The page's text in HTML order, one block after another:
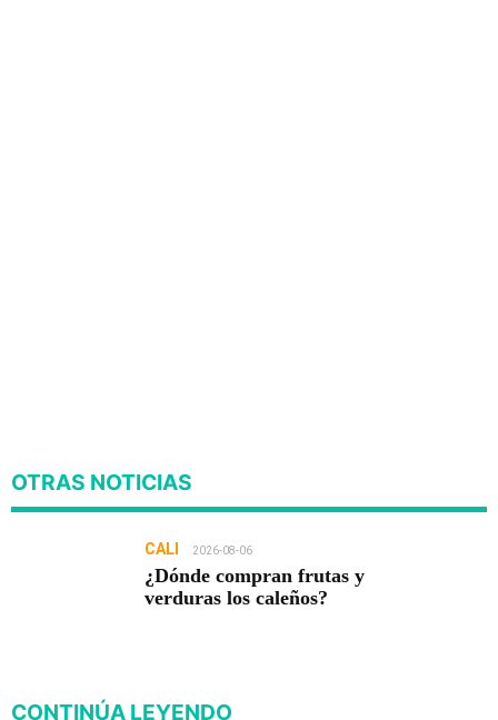
OTRAS NOTICIAS
CALI 2026-08-06
¿Dónde compran frutas y
verduras los caleños?
CONTINÚA LEYENDO